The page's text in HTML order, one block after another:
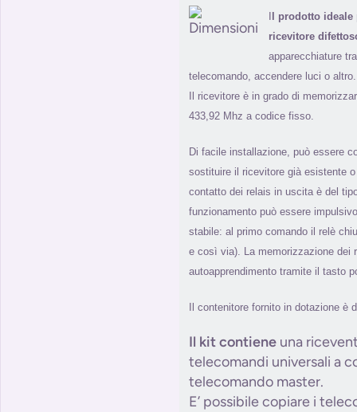
l prodotto
ricevitore
apparecchiature
telecomando, accendere luci o
Il ricevitore è in grado di
433,92 Mhz a codice fisso.
Di facile installazione, può essere
sostituire il ricevitore già esistente
contatto dei relais in uscita è del
funzionamento può essere
stabile: al primo comando il relè
e così via). La memorizzazione dei
autoapprendimento tramite il tasto
Il contenitore fornito in dotazione è
Il kit contiene una
telecomandi universali a
telecomando master.
E’ possibile copiare i